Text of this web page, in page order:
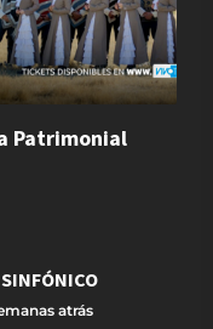
Patrimonial
atrás